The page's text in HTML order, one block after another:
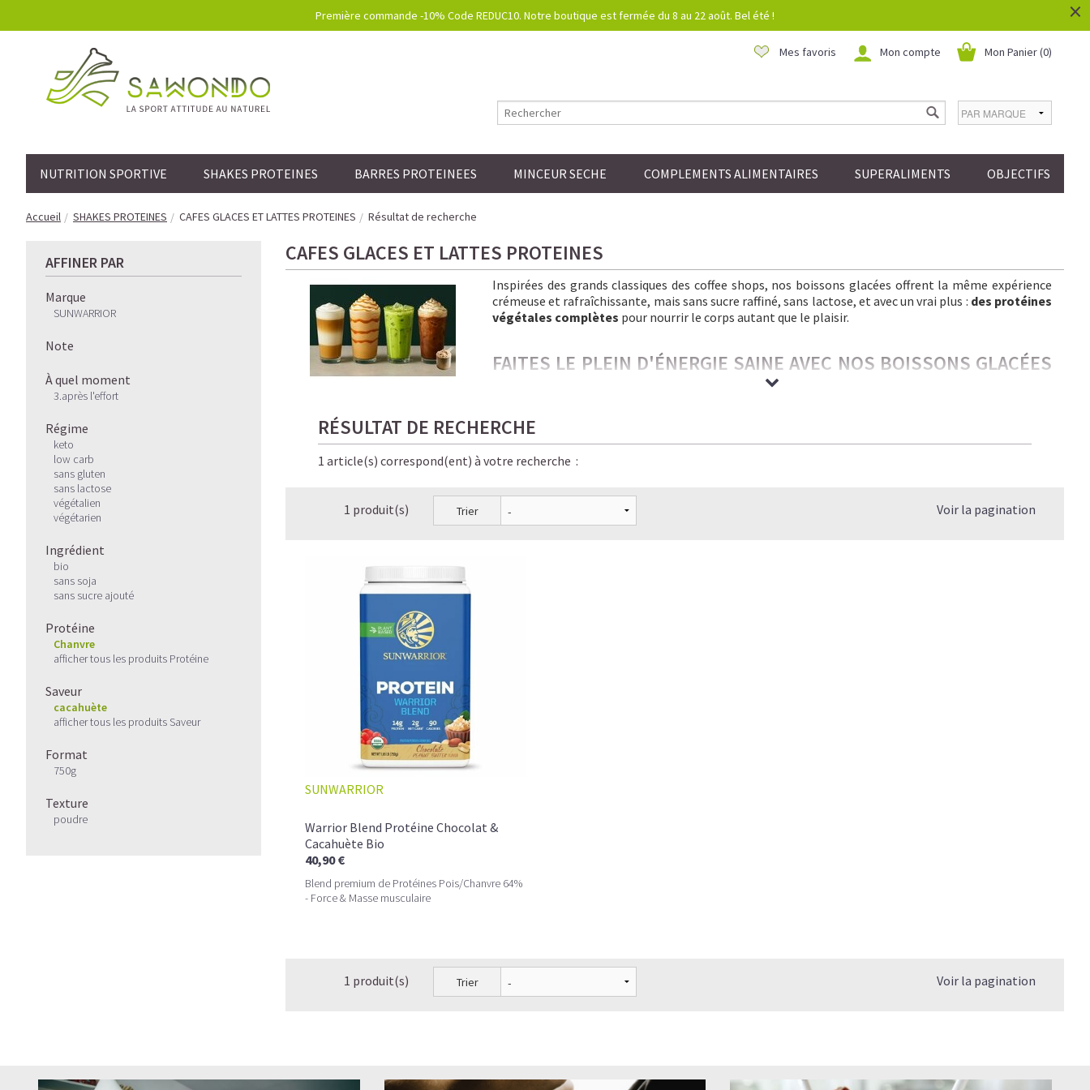
Première commande -10% Code REDUC10. Notre boutique est fermée du 8 au 22 août. Bel été ! ×
Mon Panier (0)
Mon compte
Mes favoris
NUTRITION SPORTIVE SHAKES PROTEINES BARRES PROTEINEES MINCEUR SECHE COMPLEMENTS ALIMENTAIRES SUPERALIMENTS OBJECTIFS
Accueil SHAKES PROTEINES CAFES GLACES ET LATTES PROTEINES Résultat de recherche
AFFINER PAR
Marque
SUNWARRIOR
Note
À quel moment
3.après l'effort
Régime
keto
low carb
sans gluten
sans lactose
végétalien
végétarien
Ingrédient
bio
sans soja
sans sucre ajouté
Protéine
Chanvre
afficher tous les produits Protéine
Saveur
cacahuète
afficher tous les produits Saveur
Format
750g
Texture
poudre
CAFES GLACES ET LATTES PROTEINES
Inspirées des grands classiques des coffee shops, nos boissons glacées offrent la même expérience
crémeuse et rafraîchissante, mais sans sucre raffiné, sans lactose, et avec un vrai plus : des protéines
végétales complètes pour nourrir le corps autant que le plaisir.
FAITES LE PLEIN D'ÉNERGIE SAINE AVEC NOS BOISSONS GLACÉES
Froides, onctueuses, irrésistiblement gourmandes — nos boissons glacées ont tout pour plaire aux
amateurs de café… et de bien-être.
Ici, chaque gorgée allie saveur, énergie stable et légèreté. C’est le plaisir caféiné réinventé — bon
✨ Le résultat ? Une énergie stable, pas de coup de barre, et un goût qui rivalise avec les meilleures
RÉSULTAT DE RECHERCHE
1 article(s) correspond(ent) à votre recherche :
1 produit(s) Trier Voir la pagination
SUNWARRIOR
Warrior Blend Protéine Chocolat &
Cacahuète Bio
40,90 €
Blend premium de Protéines Pois/Chanvre 64%
- Force & Masse musculaire
1 produit(s) Trier Voir la pagination